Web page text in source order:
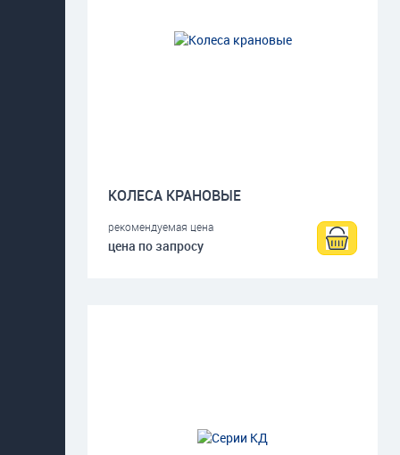
КОЛЕСА КРАНОВЫЕ
рекомендуемая цена
цена по запросу